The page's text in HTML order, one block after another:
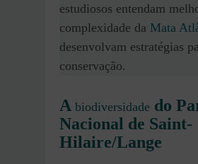
estudiosos entendam
complexidade da Mata
desenvolvam estratégias
conservação.
A biodiversidade do
Nacional de Saint-
Hilaire/Lange